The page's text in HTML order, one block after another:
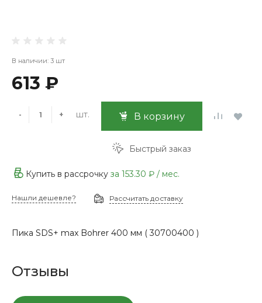
В наличии: 3 шт
613 ₽
- + шт. В корзину
Быстрый заказ
Купить в рассрочку за 153.30 ₽ / мес.
Нашли дешевле? Рассчитать доставку
Пика SDS+ max Bohrer 400 мм ( 30700400 )
Отзывы